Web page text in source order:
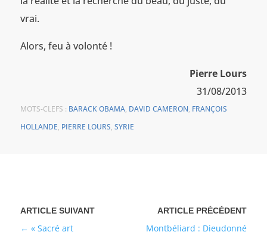
vrai.
Alors, feu à volonté !
Pierre Lours
31/08/2013
MOTS-CLEFS : BARACK OBAMA, DAVID CAMERON, FRANÇOIS
HOLLANDE, PIERRE LOURS, SYRIE
Montbéliard : Dieudonné
« Sacré art